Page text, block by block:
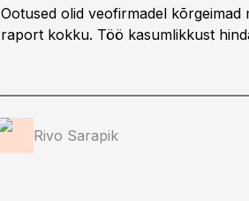
Ootused olid veofirmadel kõrgeimad
raport kokku. Töö kasumlikkust
Rivo Sarapik